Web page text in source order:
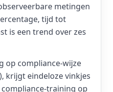
metingen
tijd tot
is een trend over zes
op compliance-wijze
krijgt eindeloze vinkjes
training op